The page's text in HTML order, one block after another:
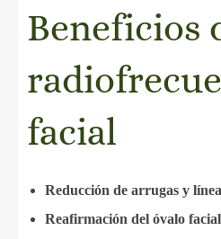
Beneficios
facial
Reducción de arrugas y
Reafirmación del óvalo facial